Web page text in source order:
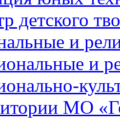
детского
и
и
МО